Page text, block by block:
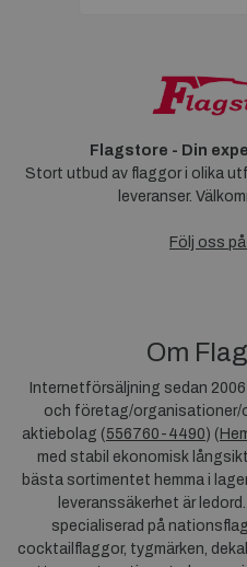
Flagstore - Din
Stort utbud av flaggor i olika
leveranser.
Följ oss
Om
Internetförsäljning sedan
och företag/
aktiebolag (556760-4490) (
med stabil ekonomisk
bästa sortimentet hemma i
leveranssäkerhet är
specialiserad på
cocktailflaggor, tygmärken,